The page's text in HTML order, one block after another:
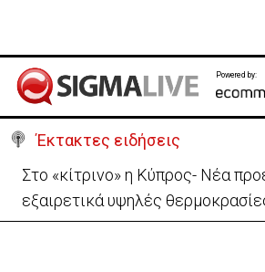
Powered by:
Έκτακτες ειδήσεις
Αυτά είναι τα νέα Διοικητικά
Ημικρατικών Οργανισμών